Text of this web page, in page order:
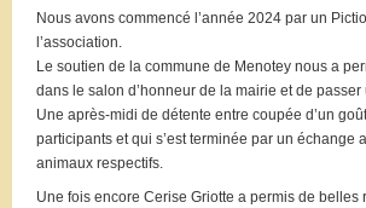
Nous avons commencé l’année 2024 par un
l’association.
Le soutien de la commune de Menotey nous a
dans le salon d’honneur de la mairie et de
Une après-midi de détente entre coupée d’un
participants et qui s’est terminée par un échange
animaux respectifs.
Une fois encore Cerise Griotte a permis de belles